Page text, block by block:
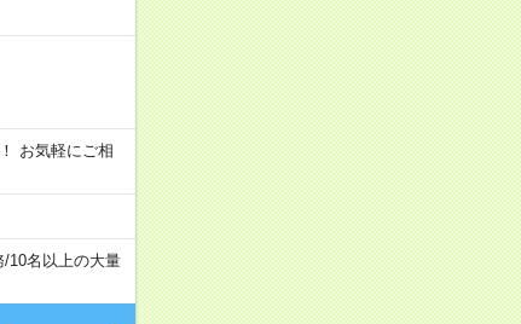
お気軽にご相
/10名以上の大量